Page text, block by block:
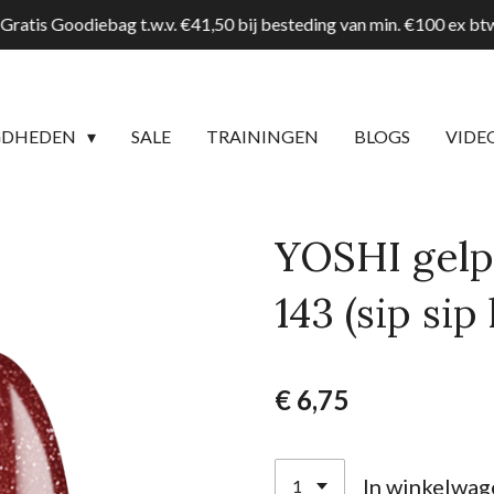
Goodiebag t.w.v. €41,50 bij besteding van min. €100 ex
SALE TRAININGEN BLOGS
YOSHI
143 (sip
€ 6,75
In